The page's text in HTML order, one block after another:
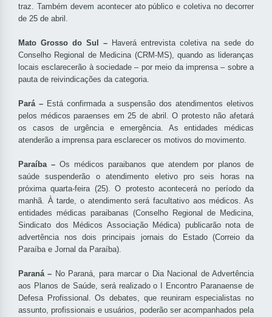
traz. Também devem acontecer ato público e coletiva no decorrer
de 25 de abril.
Mato Grosso do Sul – Haverá entrevista coletiva na sede do
Conselho Regional de Medicina (CRM-MS), quando as lideranças
locais esclarecerão à sociedade – por meio da imprensa – sobre a
pauta de reivindicações da categoria.
Pará – Está confirmada a suspensão dos atendimentos eletivos
pelos médicos paraenses em 25 de abril. O protesto não afetará
os casos de urgência e emergência. As entidades médicas
atenderão a imprensa para esclarecer os motivos do movimento.
Paraíba – Os médicos paraibanos que atendem por planos de
saúde suspenderão o atendimento eletivo pro seis horas na
próxima quarta-feira (25). O protesto acontecerá no período da
manhã. À tarde, o atendimento será facultativo aos médicos. As
entidades médicas paraibanas (Conselho Regional de Medicina,
Sindicato dos Médicos Associação Médica) publicarão nota de
advertência nos dois principais jornais do Estado (Correio da
Paraíba e Jornal da Paraíba).
Paraná – No Paraná, para marcar o Dia Nacional de Advertência
aos Planos de Saúde, será realizado o I Encontro Paranaense de
Defesa Profissional. Os debates, que reuniram especialistas no
assunto, profissionais e usuários, poderão ser acompanhados pela